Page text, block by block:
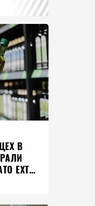
В
EXTRA